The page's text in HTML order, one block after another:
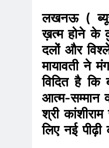
लखनऊ (
ख़त्म होने के
दलों और
मायावती ने
विदित है कि
आत्म-सम्मान
श्री
लिए नई